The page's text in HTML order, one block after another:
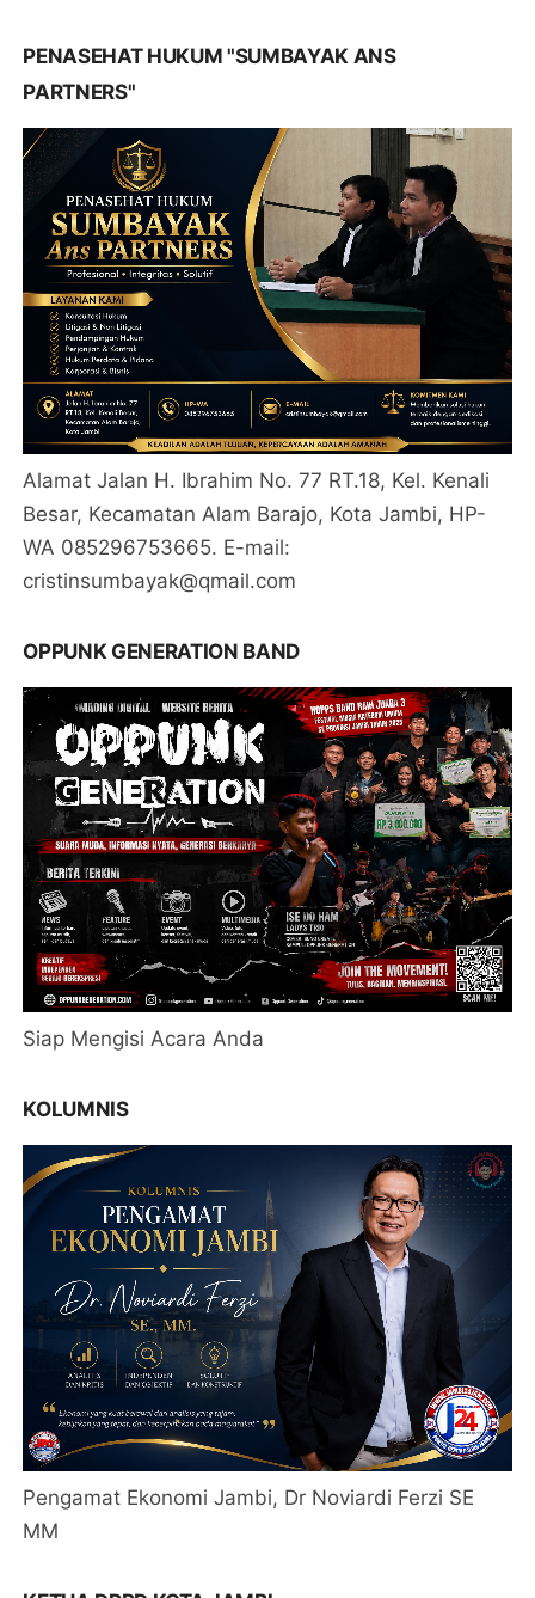
PENASEHAT HUKUM "SUMBAYAK ANS
PARTNERS"
Alamat Jalan H. Ibrahim No. 77 RT.18, Kel. Kenali
Besar, Kecamatan Alam Barajo, Kota Jambi, HP-
WA 085296753665. E-mail:
cristinsumbayak@qmail.com
OPPUNK GENERATION BAND
Siap Mengisi Acara Anda
KOLUMNIS
Pengamat Ekonomi Jambi, Dr Noviardi Ferzi SE
MM